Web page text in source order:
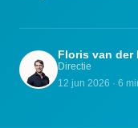
Floris van der
Directie
12 jun 2026 · 6